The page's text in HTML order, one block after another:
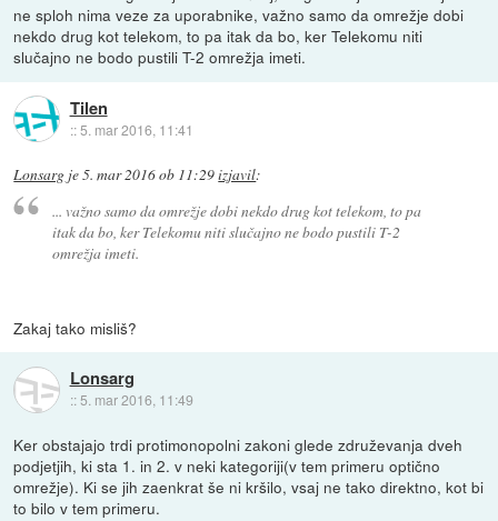
ne sploh nima veze za uporabnike, važno samo da omrežje dobi
nekdo drug kot telekom, to pa itak da bo, ker Telekomu niti
slučajno ne bodo pustili T-2 omrežja imeti.
Tilen
::5. mar 2016, 11:41
Lonsarg je5. mar 2016 ob 11:29izjavil:
... važno samo da omrežje dobi nekdo drug kot telekom, to pa
itak da bo, ker Telekomu niti slučajno ne bodo pustili T-2
omrežja imeti.
Zakaj tako misliš?
Lonsarg
:: 5. mar 2016, 11:49
Ker obstajajo trdi protimonopolni zakoni glede združevanja dveh
podjetjih, ki sta 1. in 2. v neki kategoriji(v tem primeru optično
omrežje). Ki se jih zaenkrat še ni kršilo, vsaj ne tako direktno, kot bi
to bilo v tem primeru.